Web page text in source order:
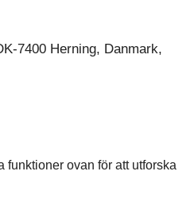
7400 Herning, Danmark,
funktioner ovan för att utforska